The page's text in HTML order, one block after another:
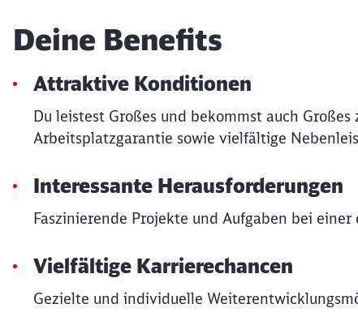
Deine Benefits
Attraktive Konditionen
Du leistest Großes und bekommst auch
Arbeitsplatzgarantie sowie vielfältige
Interessante Herausforderungen
Faszinierende Projekte und Aufgaben bei
Vielfältige Karrierechancen
Gezielte und individuelle